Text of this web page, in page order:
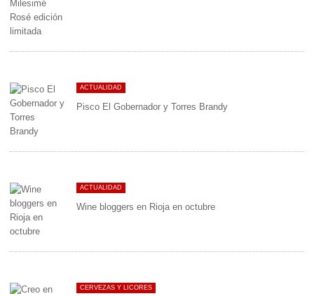
ACTUALIDAD
Pisco El Gobernador y Torres Brandy
ACTUALIDAD
Wine bloggers en Rioja en octubre
CERVEZAS Y LICORES